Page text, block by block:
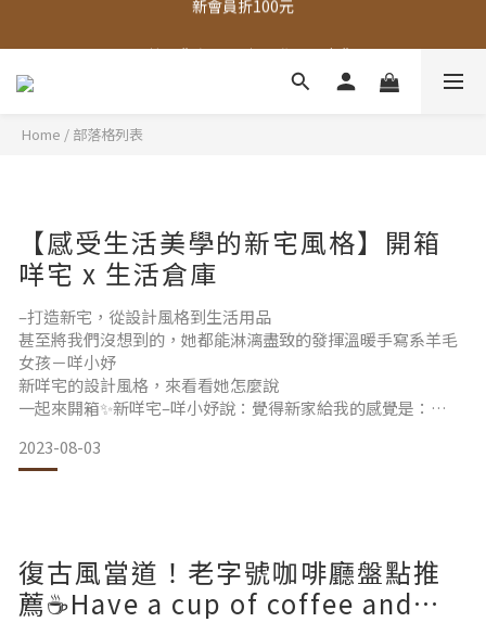
全館現貨商品，3個工作天內出貨
全館，滿888超取免運｜滿1500宅配免運
Home / 部落格列表
【感受生活美學的新宅風格】開箱
咩宅 x 生活倉庫
–打造新宅，從設計風格到生活用品
甚至將我們沒想到的，她都能淋漓盡致的發揮溫暖手寫系羊毛
女孩－咩小妤
新咩宅的設計風格，來看看她怎麼說
一起來開箱✨新咩宅–咩小妤說：覺得新家給我的感覺是：
▸和諧 / 找到平衡方能自在生活
▸雋永 / 在經典風格中點綴巧思從去年聖誕節在挑朋友禮物時，
立馬買了一個超浪漫的盤子送給好朋友。
–
上個月要挑好朋友生日禮物的時候
2023-08-03
復古風當道！老字號咖啡廳盤點推
薦☕Have a cup of coffee and